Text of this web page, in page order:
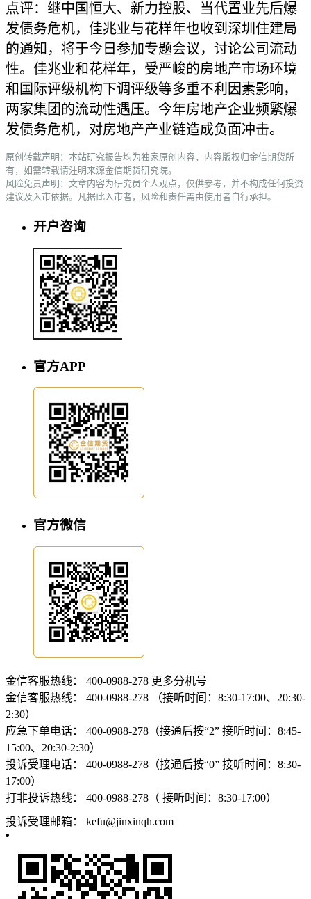
点评：继中国恒大、新力控股、当代置业先后爆
发债务危机，佳兆业与花样年也收到深圳住建局
的通知，将于今日参加专题会议，讨论公司流动
性。佳兆业和花样年，受严峻的房地产市场环境
和国际评级机构下调评级等多重不利因素影响，
两家集团的流动性遇压。今年房地产企业频繁爆
发债务危机，对房地产产业链造成负面冲击。
原创转载声明：本站研究报告均为独家原创内容，内容版权归金信期货所
有，如需转载请注明来源金信期货研究院。
风险免责声明：文章内容为研究员个人观点，仅供参考，并不构成任何投资
建议及入市依据。凡据此入市者，风险和责任需由使用者自行承担。
开户咨询
官方APP
官方微信
金信客服热线： 400-0988-278 更多分机号
金信客服热线：
400-0988-278 （接听时间：8:30-17:00、20:30-
2:30）
应急下单电话：
400-0988-278（接通后按“2” 接听时间：8:45-
15:00、20:30-2:30）
投诉受理电话：
400-0988-278（接通后按“0” 接听时间：8:30-
17:00）
打非投诉热线：
400-0988-278（ 接听时间：8:30-17:00）
投诉受理邮箱：
kefu@jinxinqh.com